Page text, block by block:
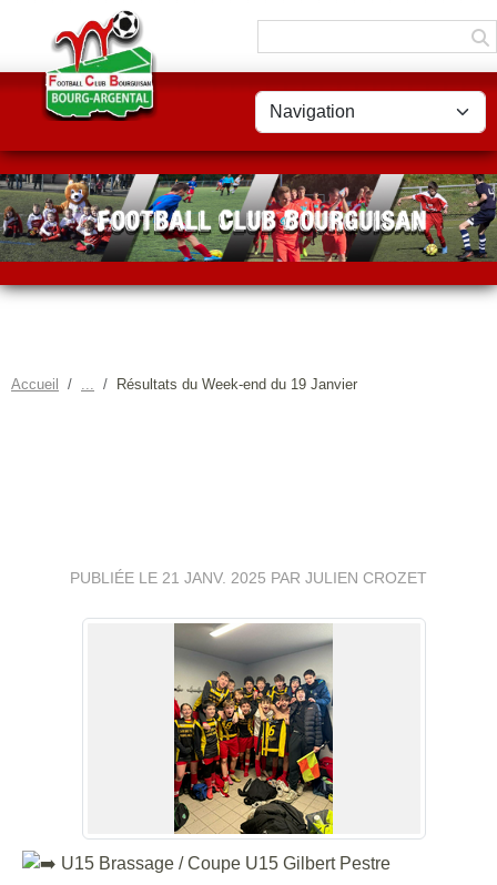
Accueil Résultats du Week-end du 19 Janvier
PUBLIÉE LE 21 JANV. 2025 PAR JULIEN CROZET
U15 Brassage / Coupe U15 Gilbert Pestre
Panneau de gestion des cookies